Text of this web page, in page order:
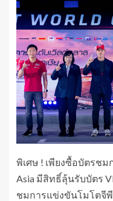
พิเศษ ! เพียงซื้อบัตรชม
Asia มีสิทธิ์ลุ้นรับบัตร
ชมการแข่งขันโมโตจี